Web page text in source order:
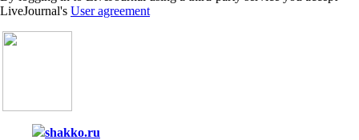
LiveJournal's User agreement
shakko.ru